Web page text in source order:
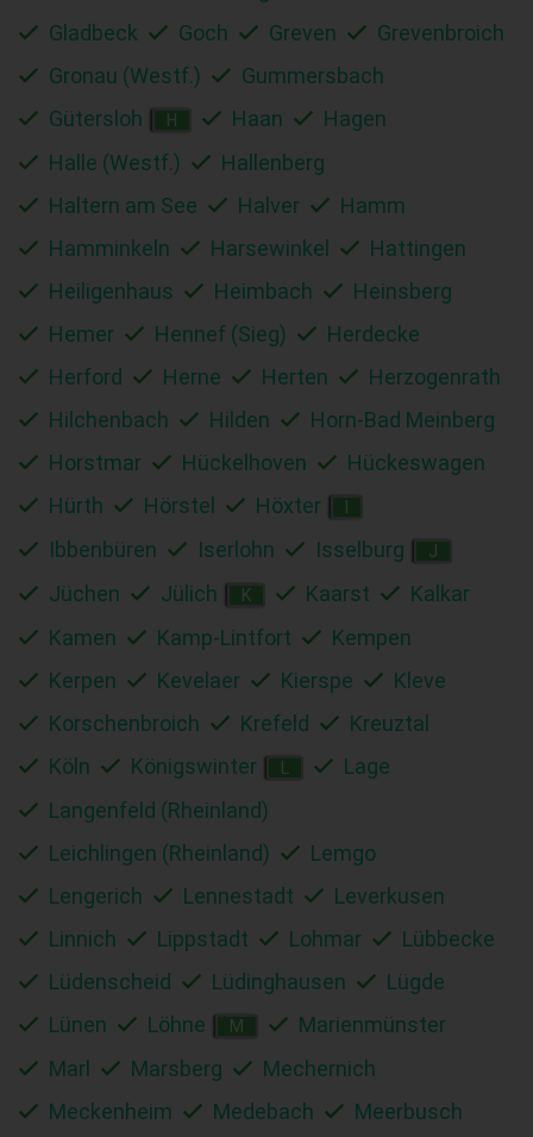
Gladbeck
Goch Greven
Grevenbroich
Gronau (Westf.)
Gummersbach
Gütersloh
H Haan
Hagen
Halle (Westf.)
Hallenberg
Haltern am See
Halver
Hamm
Hamminkeln
Harsewinkel
Hattingen
Heiligenhaus
Heimbach
Heinsberg
Hemer
Hennef (Sieg)
Herdecke
Herford
Herne Herten
Herzogenrath
Hilchenbach
Hilden
Horn-Bad Meinberg
Horstmar
Hückelhoven
Hückeswagen
Hürth
Hörstel Höxter
Ibbenbüren Iserlohn Isselburg J
Jüchen Jülich K Kaarst
Kalkar
Kamen
Kamp-Lintfort
Kempen
Kerpen
Kevelaer Kierspe
Kleve
Korschenbroich
Krefeld
Kreuztal
Köln
Königswinter
Lage
Langenfeld (Rheinland)
Leichlingen (Rheinland)
Lemgo
Lengerich
Lennestadt
Leverkusen
Linnich
Lippstadt Lohmar
Lübbecke
Lüdenscheid
Lüdinghausen
Lügde
Lünen
Löhne M
Marienmünster
Marl
Marsberg
Mechernich
Meckenheim
Medebach
Meerbusch